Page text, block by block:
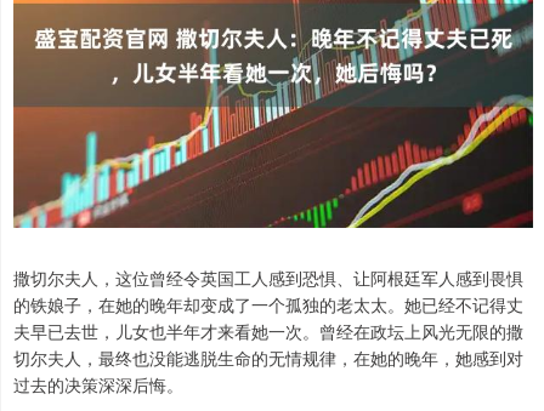
撒切尔夫人，这位曾经令英国工人感到恐惧、让阿根廷军人感到畏惧
的铁娘子，在她的晚年却变成了一个孤独的老太太。她已经不记得丈
夫早已去世，儿女也半年才来看她一次。曾经在政坛上风光无限的撒
切尔夫人，最终也没能逃脱生命的无情规律，在她的晚年，她感到对
过去的决策深深后悔。